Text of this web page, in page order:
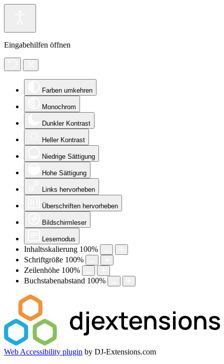
Eingabehilfen öffnen
Farben umkehren
Monochrom
Dunkler Kontrast
Heller Kontrast
Niedrige Sättigung
Hohe Sättigung
Links hervorheben
Überschriften hervorheben
Bildschirmleser
Lesemodus
Inhaltsskalierung 100%
Schriftgröße 100%
Zeilenhöhe 100%
Buchstabenabstand 100%
Web Accessibility plugin by DJ-Extensions.com